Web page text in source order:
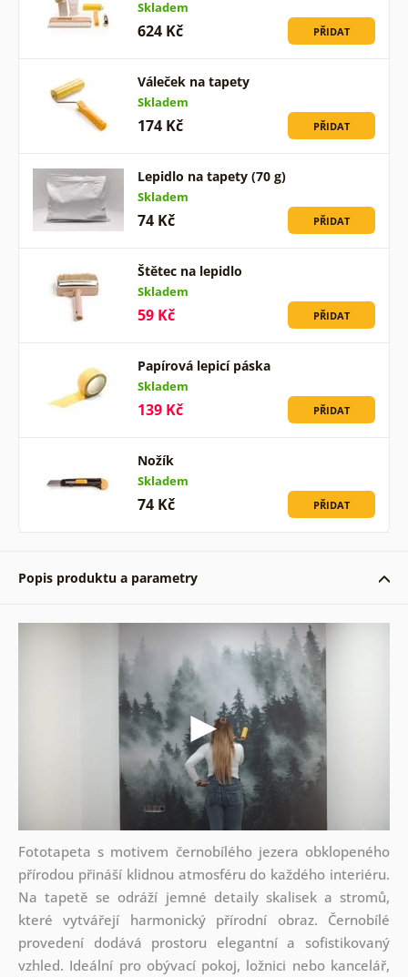
Skladem
624 Kč PŘIDAT
Váleček na tapety
Skladem
174 Kč PŘIDAT
Lepidlo na tapety (70 g)
Skladem
74 Kč PŘIDAT
Štětec na lepidlo
Skladem
59 Kč PŘIDAT
Papírová lepicí páska
Skladem
139 Kč PŘIDAT
Nožík
Skladem
74 Kč PŘIDAT
Popis produktu a parametry
Fototapeta s motivem černobílého jezera obklopeného
přírodou přináší klidnou atmosféru do každého interiéru.
Na tapetě se odráží jemné detaily skalisek a stromů,
které vytvářejí harmonický přírodní obraz. Černobílé
provedení dodává prostoru elegantní a sofistikovaný
vzhled. Ideální pro obývací pokoj, ložnici nebo kancelář,